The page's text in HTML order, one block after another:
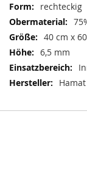
rechteckig
40 cm x
6,5 mm
Hamat